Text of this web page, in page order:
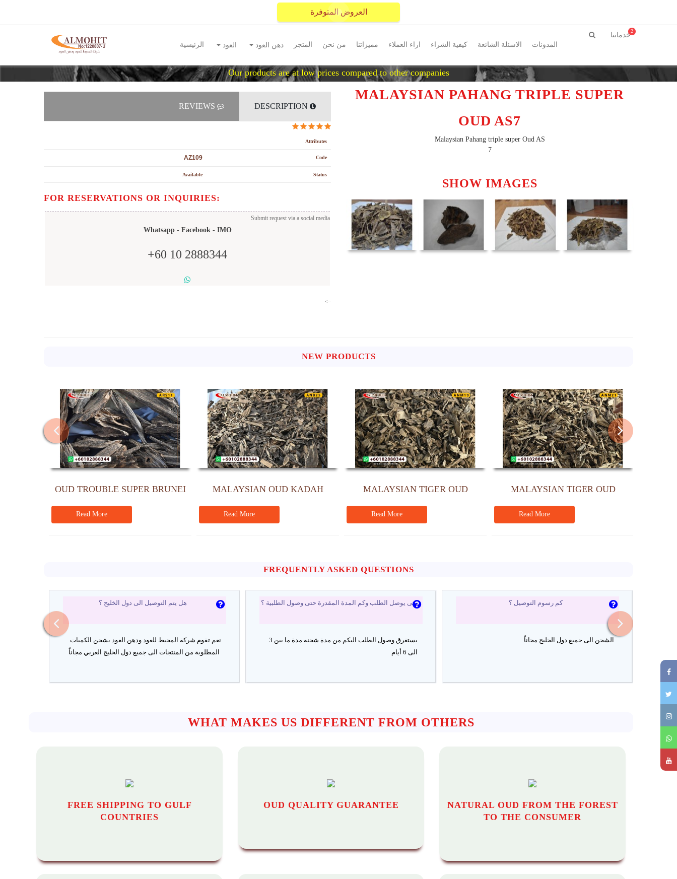
العروض المتوفرة
خدماتنا
2
الرئيسية العود دهن العود المتجر من نحن مميزاتنا اراء العملاء كيفية الشراء الاسئلة الشائعة المدونات
Our products are at low prices compared to other companies
MALAYSIAN PAHANG TRIPLE SUPER
OUD AS7
Malaysian Pahang triple super Oud AS
7
SHOW IMAGES
Attributes
Code
AZ109
Status
Available
FOR RESERVATIONS OR INQUIRIES:
Submit request via a social media
Whatsapp - Facebook - IMO
+60 10 2888344
-->
NEW PRODUCTS
OUD TROUBLE SUPER BRUNEI
Read More
MALAYSIAN OUD KADAH
Read More
MALAYSIAN TIGER OUD
(WHITE OUD)
Read More
MALAYSIAN TIGER OUD
Read More
FREQUENTLY ASKED QUESTIONS
هل يتم التوصيل الى دول الخليج ؟
نعم تقوم شركة المحيط للعود ودهن العود بشحن الكميات
متى يوصل الطلب وكم المدة المقدرة حتى وصول الطلبية ؟
يستغرق وصول الطلب اليكم من مدة شحنه مدة ما بين 3
الى 6 أيام
كم رسوم التوصيل ؟
الشحن الى جميع دول الخليج مجاناً
WHAT MAKES US DIFFERENT FROM OTHERS
NATURAL OUD FROM THE FOREST
TO THE CONSUMER
OUD QUALITY GUARANTEE
FREE SHIPPING TO GULF
COUNTRIES